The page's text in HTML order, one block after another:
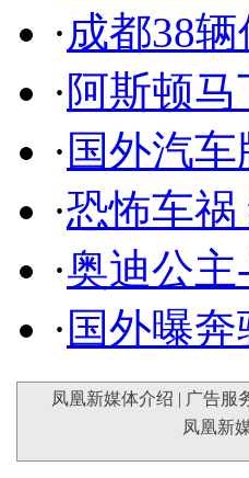
·成都38
·阿斯顿
· 国外汽
·恐怖车
·奥迪公
· 国外曝
凤凰新媒体介绍 | 广告服
凤凰新